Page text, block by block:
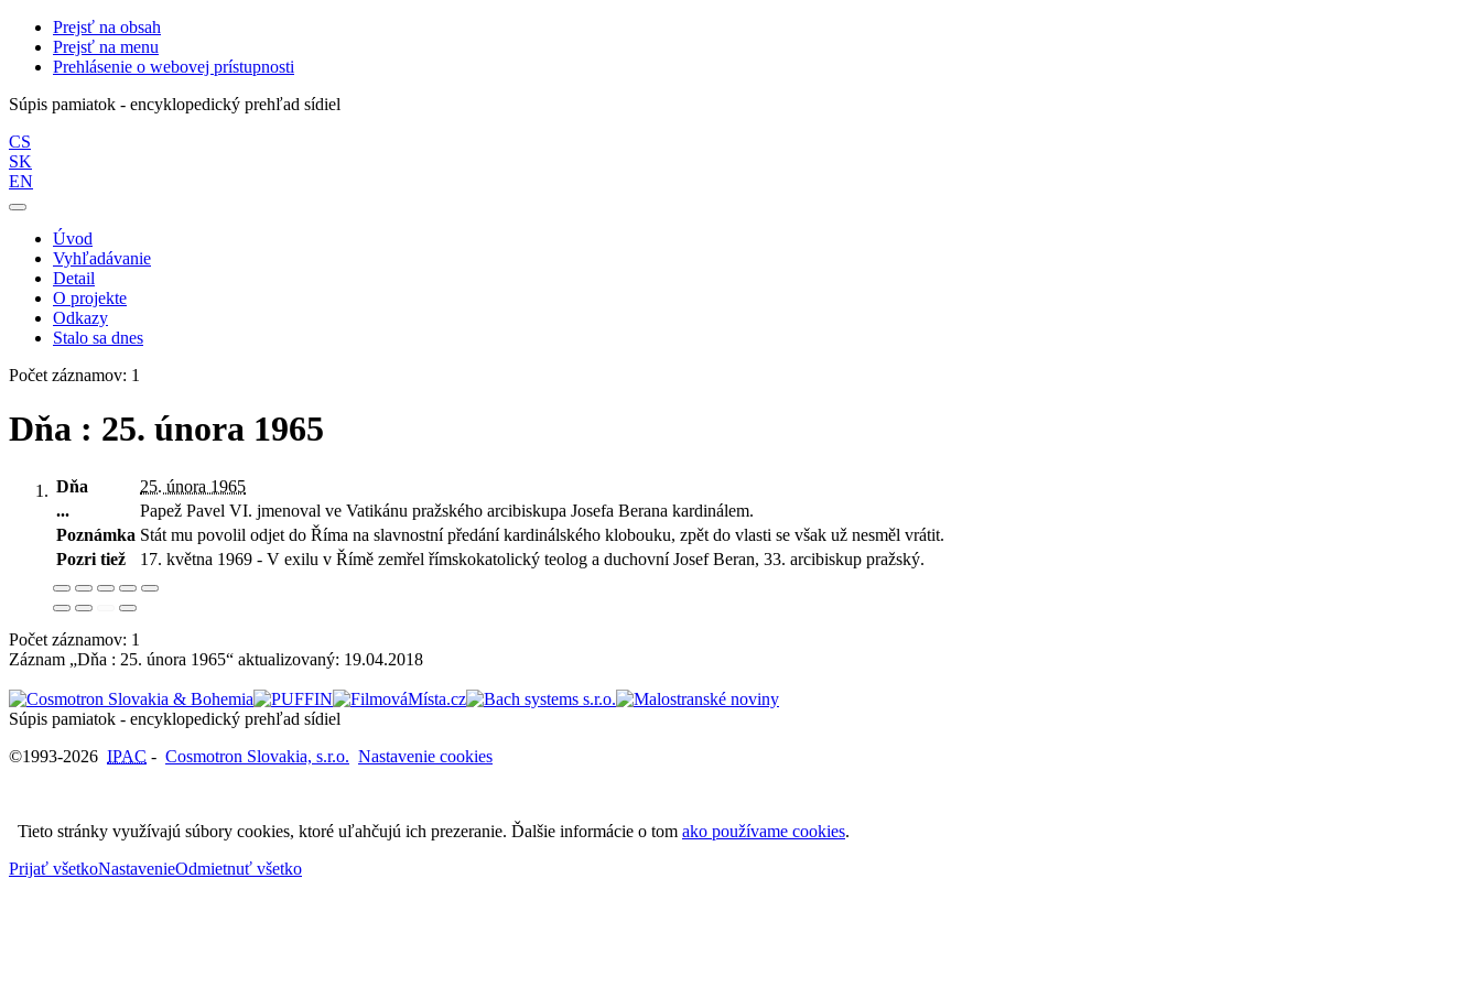
Prejsť na obsah
Prejsť na menu
Prehlásenie o webovej prístupnosti
Súpis pamiatok - encyklopedický prehľad sídiel
CS
SK
EN
Úvod
Vyhľadávanie
Detail
O projekte
Odkazy
Stalo sa dnes
Počet záznamov: 1
Dňa : 25. února 1965
Dňa
25. února 1965
...
Papež Pavel VI. jmenoval ve Vatikánu pražského arcibiskupa Josefa Berana kardinálem.
Poznámka Stát mu povolil odjet do Říma na slavnostní předání kardinálského klobouku, zpět do vlasti se však už nesměl vrátit.
Pozri tiež
17. května 1969 - V exilu v Římě zemřel římskokatolický teolog a duchovní Josef Beran, 33. arcibiskup pražský.
Počet záznamov: 1
Záznam „Dňa : 25. února 1965“ aktualizovaný: 19.04.2018
Súpis pamiatok - encyklopedický prehľad sídiel
©1993-2026 IPAC - Cosmotron Slovakia, s.r.o. Nastavenie cookies
Tieto stránky využívajú súbory cookies, ktoré uľahčujú ich prezeranie. Ďalšie informácie o tom ako používame cookies.
Prijať všetkoNastavenieOdmietnuť všetko